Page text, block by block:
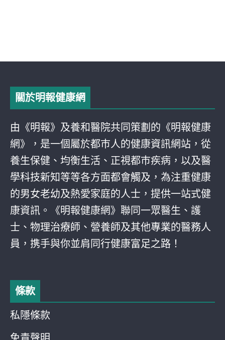
關於明報健康網
由《明報》及養和醫院共同策劃的《明報健康
網》，是一個屬於都巿人的健康資訊網站，從
養生保健、均衡生活、正視都巿疾病，以及醫
學科技新知等等各方面都會觸及，為注重健康
的男女老幼及熱愛家庭的人士，提供一站式健
康資訊。《明報健康網》聯同一眾醫生、護
士、物理治療師、營養師及其他專業的醫務人
員，携手與你並肩同行健康富足之路！
條款
私隱條款